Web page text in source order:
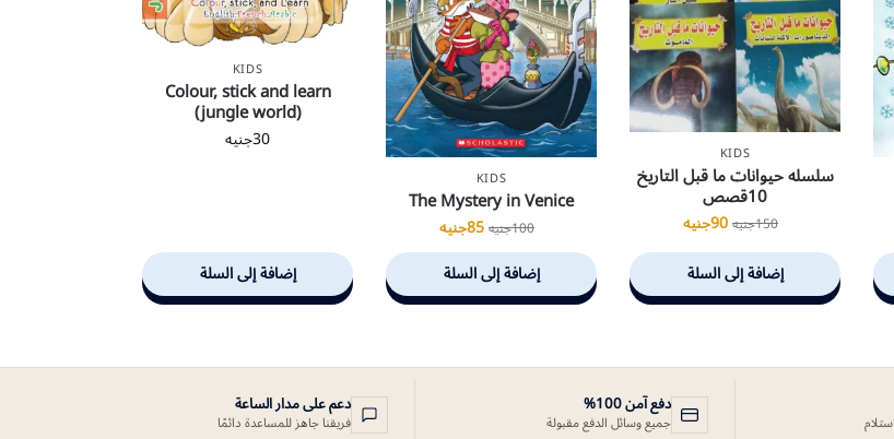
KIDS
سلسله حيوانات ما قبل التاريخ
10قصص
150جنيه90جنيه
إضافة إلى السلة
KIDS
The Mystery in Venice
100جنيه85جنيه
إضافة إلى السلة
KIDS
Colour, stick and learn
(jungle world)
30جنيه
إضافة إلى السلة
دفع آمن 100%
جميع وسائل الدفع مقبولة
دعم على مدار الساعة
فريقنا جاهز للمساعدة دائمًا